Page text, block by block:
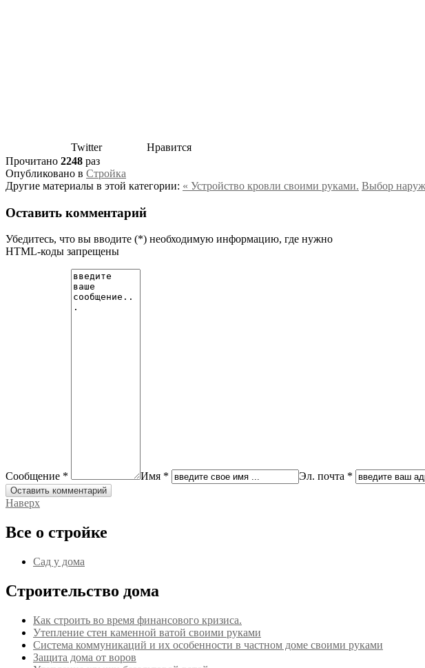
Twitter
Нравится
Прочитано 2248 раз
Опубликовано в Стройка
Другие материалы в этой категории: « Устройство кровли своими руками. Выбор
Оставить комментарий
Убедитесь, что вы вводите (*) необходимую информацию, где нужно
HTML-коды запрещены
Сообщение * Имя * Эл. почта *
Наверх
Все о стройке
Сад у дома
Строительство дома
Как строить во время финансового кризиса.
Утепление стен каменной ватой своими руками
Система коммуникаций и их особенности в частном доме своими руками
Защита дома от воров